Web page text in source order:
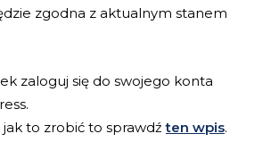
zgodna z aktualnym stanem
zaloguj się do swojego konta
jak to zrobić to sprawdźten wpis.